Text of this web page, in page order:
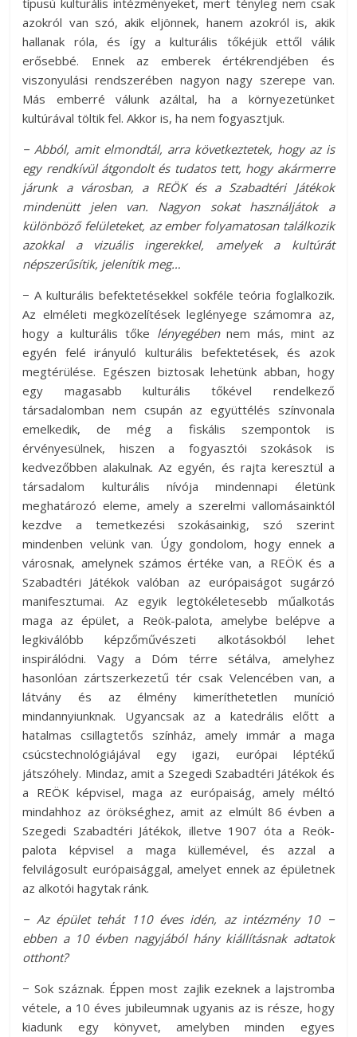
típusú kulturális intézményeket, mert tényleg nem csak
azokról van szó, akik eljönnek, hanem azokról is, akik
hallanak róla, és így a kulturális tőkéjük ettől válik
erősebbé. Ennek az emberek értékrendjében és
viszonyulási rendszerében nagyon nagy szerepe van.
Más emberré válunk azáltal, ha a környezetünket
kultúrával töltik fel. Akkor is, ha nem fogyasztjuk.
− Abból, amit elmondtál, arra következtetek, hogy az is
egy rendkívül átgondolt és tudatos tett, hogy akármerre
járunk a városban, a REÖK és a Szabadtéri Játékok
mindenütt jelen van. Nagyon sokat használjátok a
különböző felületeket, az ember folyamatosan találkozik
azokkal a vizuális ingerekkel, amelyek a kultúrát
népszerűsítik, jelenítik meg…
− A kulturális befektetésekkel sokféle teória foglalkozik.
Az elméleti megközelítések leglényege számomra az,
hogy a kulturális tőke lényegébennem más, mint az
egyén felé irányuló kulturális befektetések, és azok
megtérülése. Egészen biztosak lehetünk abban, hogy
egy magasabb kulturális tőkével rendelkező
társadalomban nem csupán az együttélés színvonala
emelkedik, de még a fiskális szempontok is
érvényesülnek, hiszen a fogyasztói szokások is
kedvezőbben alakulnak. Az egyén, és rajta keresztül a
társadalom kulturális nívója mindennapi életünk
meghatározó eleme, amely a szerelmi vallomásainktól
kezdve a temetkezési szokásainkig, szó szerint
mindenben velünk van. Úgy gondolom, hogy ennek a
városnak, amelynek számos értéke van, a REÖK és a
Szabadtéri Játékok valóban az európaiságot sugárzó
manifesztumai. Az egyik legtökéletesebb műalkotás
maga az épület, a Reök-palota, amelybe belépve a
legkiválóbb képzőművészeti alkotásokból lehet
inspirálódni. Vagy a Dóm térre sétálva, amelyhez
hasonlóan zártszerkezetű tér csak Velencében van, a
látvány és az élmény kimeríthetetlen muníció
mindannyiunknak. Ugyancsak az a katedrális előtt a
hatalmas csillagtetős színház, amely immár a maga
csúcstechnológiájával egy igazi, európai léptékű
játszóhely. Mindaz, amit a Szegedi Szabadtéri Játékok és
a REÖK képvisel, maga az európaiság, amely méltó
mindahhoz az örökséghez, amit az elmúlt 86 évben a
Szegedi Szabadtéri Játékok, illetve 1907 óta a Reök-
palota képvisel a maga küllemével, és azzal a
felvilágosult európaisággal, amelyet ennek az épületnek
az alkotói hagytak ránk.
− Az épület tehát 110 éves idén, az intézmény 10 −
ebben a 10 évben nagyjából hány kiállításnak adtatok
otthont?
− Sok száznak. Éppen most zajlik ezeknek a lajstromba
vétele, a 10 éves jubileumnak ugyanis az is része, hogy
kiadunk egy könyvet, amelyben minden egyes